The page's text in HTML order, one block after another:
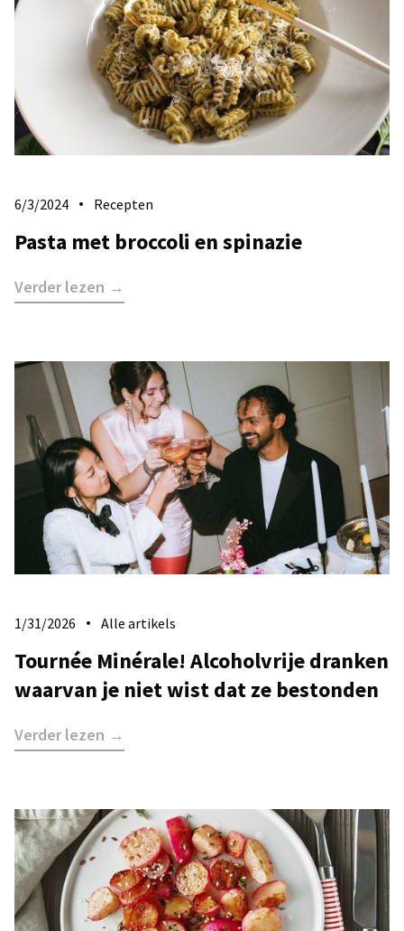
6/3/2024 Recepten
Pasta met broccoli en spinazie
Verder lezen →
1/31/2026 Alle artikels
Tournée Minérale! Alcoholvrije dranken
waarvan je niet wist dat ze bestonden
Verder lezen →